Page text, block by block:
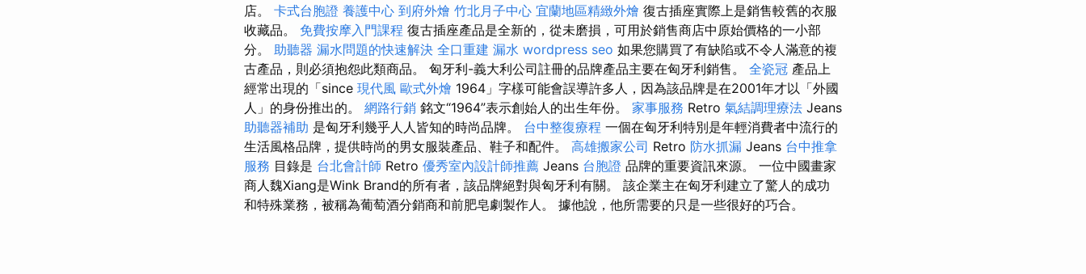
店。 卡式台胞證 養護中心 到府外燴 竹北月子中心 宜蘭地區精緻外燴 復古插座實際上是銷售較舊的衣服
收藏品。 免費按摩入門課程 復古插座產品是全新的，從未磨損，可用於銷售商店中原始價格的一小部
分。 助聽器 漏水問題的快速解決 全口重建 漏水 wordpress seo 如果您購買了有缺陷或不令人滿意的複
古產品，則必須抱怨此類商品。 匈牙利-義大利公司註冊的品牌產品主要在匈牙利銷售。 全瓷冠 產品上
經常出現的「since 現代風 歐式外燴 1964」字樣可能會誤導許多人，因為該品牌是在2001年才以「外國
人」的身份推出的。 網路行銷 銘文“1964”表示創始人的出生年份。 家事服務 Retro 氣結調理療法 Jeans
助聽器補助 是匈牙利幾乎人人皆知的時尚品牌。 台中整復療程 一個在匈牙利特別是年輕消費者中流行的
生活風格品牌，提供時尚的男女服裝產品、鞋子和配件。 高雄搬家公司 Retro 防水抓漏 Jeans 台中推拿
服務 目錄是 台北會計師 Retro 優秀室內設計師推薦 Jeans 台胞證 品牌的重要資訊來源。 一位中國畫家
商人魏Xiang是Wink Brand的所有者，該品牌絕對與匈牙利有關。 該企業主在匈牙利建立了驚人的成功
和特殊業務，被稱為葡萄酒分銷商和前肥皂劇製作人。 據他說，他所需要的只是一些很好的巧合。